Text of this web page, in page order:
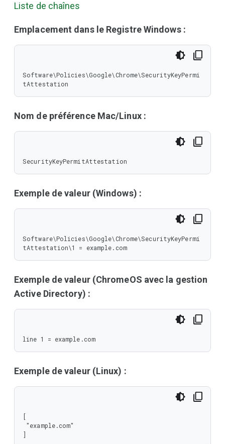
Liste de chaînes
Emplacement dans le Registre Windows :
Software\Policies\Google\Chrome\SecurityKeyPermi
tAttestation
Nom de préférence Mac/Linux :
SecurityKeyPermitAttestation
Exemple de valeur (Windows) :
Software\Policies\Google\Chrome\SecurityKeyPermi
tAttestation\1 = example.com
Exemple de valeur (ChromeOS avec la gestion
Active Directory) :
line 1 = example.com
Exemple de valeur (Linux) :
[
]